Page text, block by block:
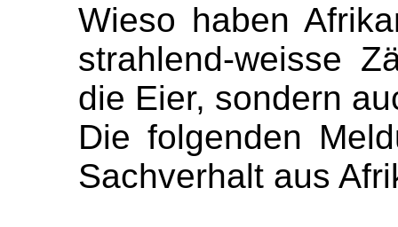
Wieso haben
strahlend-weisse
die Eier, sondern
Die folgenden
Sachverhalt aus